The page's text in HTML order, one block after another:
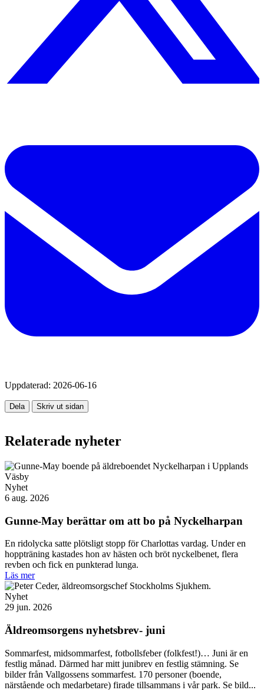
Uppdaterad: 2026-06-16
Dela Skriv ut sidan
Relaterade nyheter
Nyhet
6 aug. 2026
Gunne-May berättar om att bo på Nyckelharpan
En ridolycka satte plötsligt stopp för Charlottas vardag. Under en
hoppträning kastades hon av hästen och bröt nyckelbenet, flera
revben och fick en punkterad lunga.
Läs mer
Nyhet
29 jun. 2026
Äldreomsorgens nyhetsbrev- juni
Sommarfest, midsommarfest, fotbollsfeber (folkfest!)… Juni är en
festlig månad. Därmed har mitt junibrev en festlig stämning. Se
bilder från Vallgossens sommarfest. 170 personer (boende,
närstående och medarbetare) firade tillsammans i vår park. Se bild...